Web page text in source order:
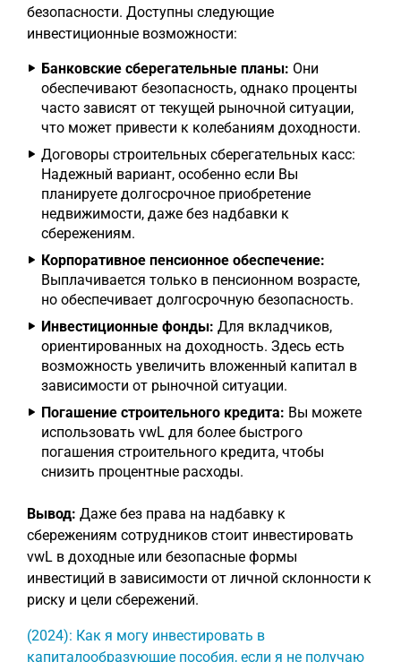
безопасности. Доступны следующие
инвестиционные возможности:
Банковские сберегательные планы: Они
обеспечивают безопасность, однако проценты
часто зависят от текущей рыночной ситуации,
что может привести к колебаниям доходности.
Договоры строительных сберегательных касс:
Надежный вариант, особенно если Вы
планируете долгосрочное приобретение
недвижимости, даже без надбавки к
сбережениям.
Корпоративное пенсионное обеспечение:
Выплачивается только в пенсионном возрасте,
но обеспечивает долгосрочную безопасность.
Инвестиционные фонды: Для вкладчиков,
ориентированных на доходность. Здесь есть
возможность увеличить вложенный капитал в
зависимости от рыночной ситуации.
Погашение строительного кредита: Вы можете
использовать vwL для более быстрого
погашения строительного кредита, чтобы
снизить процентные расходы.
Вывод: Даже без права на надбавку к
сбережениям сотрудников стоит инвестировать
vwL в доходные или безопасные формы
инвестиций в зависимости от личной склонности к
риску и цели сбережений.
(2024): Как я могу инвестировать в
капиталообразующие пособия, если я не получаю